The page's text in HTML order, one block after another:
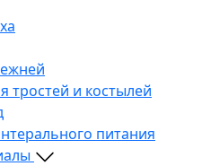
тростей и костылей
питания